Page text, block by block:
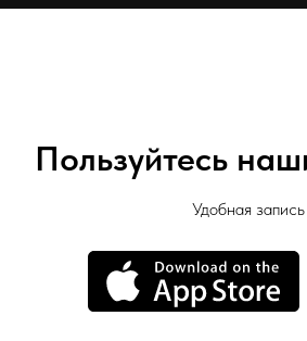
Пользуйтесь
Удобная